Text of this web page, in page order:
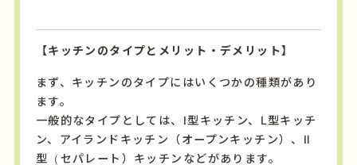
【キッチンのタイプとメリット・デメリット】
まず、キッチンのタイプにはいくつかの種類があり
ます。
一般的なタイプとしては、 I型キッチン、 L型キッチ
ン、アイランドキッチン（オープンキッチン）、Ⅱ
型（セパレート）キッチンなどがあります。